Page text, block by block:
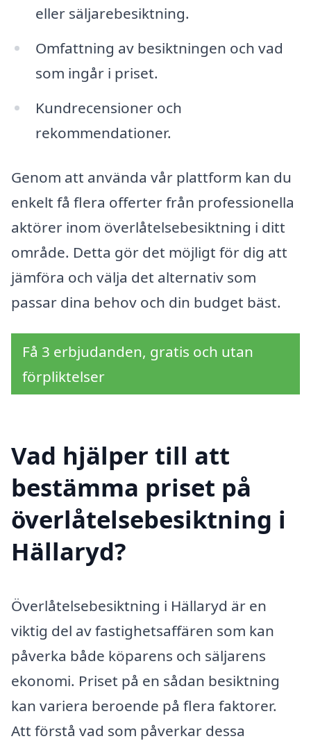
eller säljarebesiktning.
Omfattning av besiktningen och vad
som ingår i priset.
Kundrecensioner och
rekommendationer.
Genom att använda vår plattform kan du
enkelt få flera offerter från professionella
aktörer inom överlåtelsebesiktning i ditt
område. Detta gör det möjligt för dig att
jämföra och välja det alternativ som
passar dina behov och din budget bäst.
Få 3 erbjudanden, gratis och utan
förpliktelser
Vad hjälper till att
bestämma priset på
överlåtelsebesiktning i
Hällaryd?
Överlåtelsebesiktning i Hällaryd är en
viktig del av fastighetsaffären som kan
påverka både köparens och säljarens
ekonomi. Priset på en sådan besiktning
kan variera beroende på flera faktorer.
Att förstå vad som påverkar dessa